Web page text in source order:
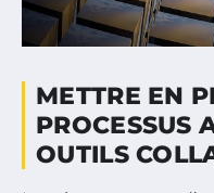
METTRE EN
PROCESSUS
OUTILS